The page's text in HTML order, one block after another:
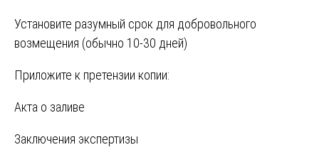
Установите разумный срок для добровольного
возмещения (обычно 10-30 дней)
Приложите к претензии копии:
Акта о заливе
Заключения экспертизы